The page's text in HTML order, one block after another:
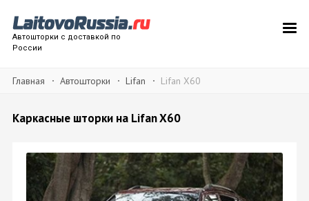
Автошторки с доставкой по
России
Главная Автошторки Lifan Lifan X60
Каркасные шторки на Lifan X60